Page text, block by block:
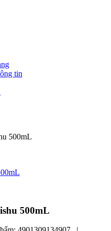
tin
500mL
500mL